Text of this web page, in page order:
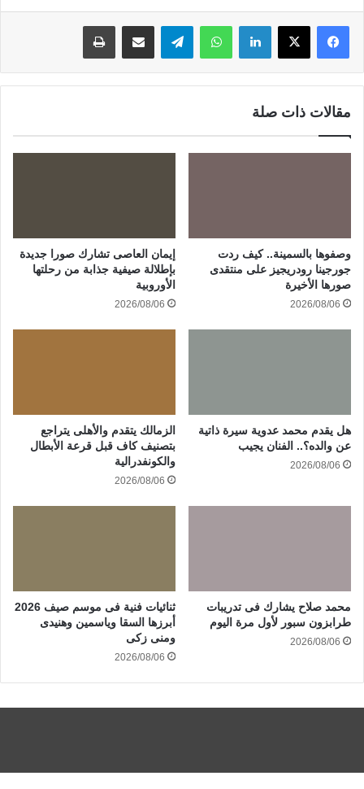
لينكدإن واتساب
مقالات ذات صلة
وصفوها بالسمينة.. كيف ردت
جورجينا رودريجيز على منتقدى
صورها الأخيرة
2026/08/06
إيمان العاصى تشارك صورا جديدة
بإطلالة صيفية جذابة من رحلتها
الأوروبية
2026/08/06
هل يقدم محمد عدوية سيرة ذاتية
عن والده؟.. الفنان يجيب
2026/08/06
الزمالك يتقدم والأهلى يتراجع
بتصنيف كاف قبل قرعة الأبطال
والكونفدرالية
2026/08/06
محمد صلاح يشارك فى تدريبات
طرابزون سبور لأول مرة اليوم
2026/08/06
ثنائيات فنية فى موسم صيف 2026
أبرزها السقا وياسمين وهنيدى
ومنى زكى
2026/08/06